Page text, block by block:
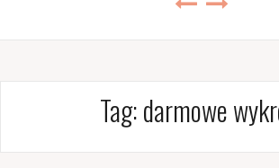
Tag:darmowe